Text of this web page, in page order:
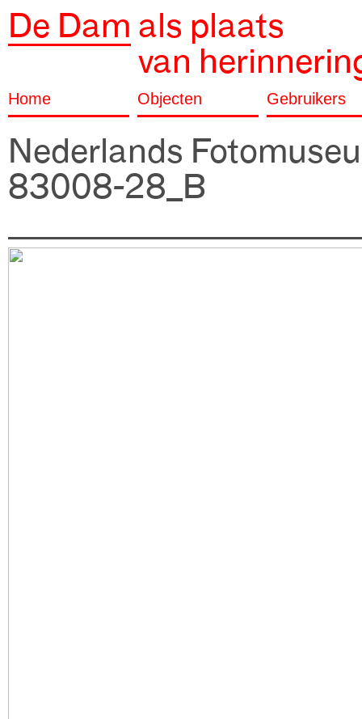
De Dam als plaats
van
Home Objecten Gebruikers
Nederlands
83008-28_B